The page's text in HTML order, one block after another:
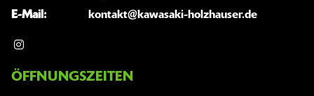
E-Mail:
kontakt@kawasaki-holzhauser.de
ÖFFNUNGSZEITEN